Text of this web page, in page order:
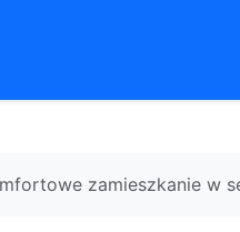
zamieszkanie w